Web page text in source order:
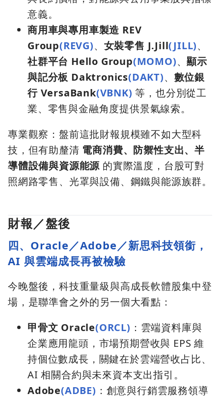
意義。
商用車與專用車製造 REV
Group(REVG)、 女裝零售 J.Jill(JILL)、
社群平台 Hello Group(MOMO)、顯示
與記分板 Daktronics(DAKT)、 數位銀
行 VersaBank(VBNK) 等，也分別從工
業、零售與金融角度提供景氣線索。
專業觀察：盤前這批財報規模雖不如大型科
技，但有助釐清 電商消費、防禦性支出、半
導體設備與資源能源 的實際溫度，台股可對
照網路零售、光罩與設備、鋼鐵與能源族群。
財報／盤後
四、Oracle／Adobe／新思科技領銜，
AI 與雲端成長再被檢驗
今晚盤後，科技重量級與高成長軟體股集中登
場，是聯準會之外的另一個大看點：
甲骨文 Oracle(ORCL) ：雲端資料庫與
企業應用龍頭，市場預期營收與 EPS 維
持個位數成長，關鍵在於雲端營收占比、
AI 相關合約與未來資本支出指引。
Adobe(ADBE) ：創意與行銷雲服務領導